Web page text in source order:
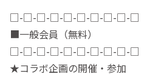
□-□-□-□-□-□-□-□-□-□
■一般会員（無料）
□-□-□-□-□-□-□-□-□-□
★コラボ企画の開催・参加